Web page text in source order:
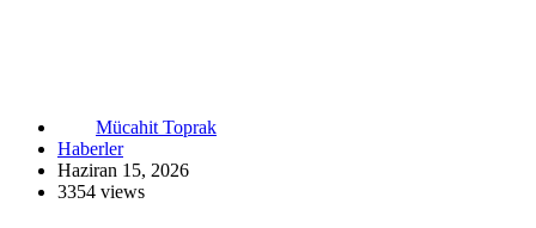
Mücahit Toprak
Haberler
Haziran 15, 2026
3354 views